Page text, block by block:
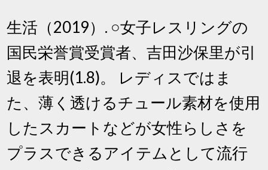
生活（2019）. ○女子レスリングの
国民栄誉賞受賞者、吉田沙保里が引
退を表明(1.8)。 レディスではま
た、薄く透けるチュール素材を使用
したスカートなどが女性らしさを
プラスできるアイテムとして流行